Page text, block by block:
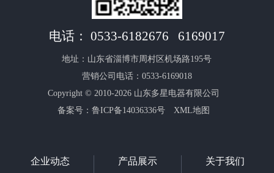
电话： 0533-6182676 6169017
地址：山东省淄博市周村区机场路195号
营销公司电话：0533-6169018
Copyright © 2010-2026 山东多星电器有限公司
备案号：鲁ICP备14036336号 XML地图
关于我们
产品展示
企业动态